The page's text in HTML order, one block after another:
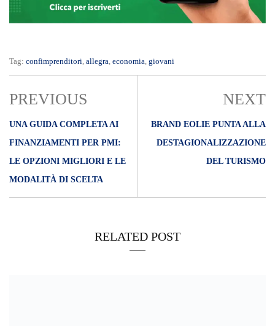
Tag: confimprenditori, allegra, economia, giovani
PREVIOUS
UNA GUIDA COMPLETA AI
FINANZIAMENTI PER PMI:
LE OPZIONI MIGLIORI E LE
MODALITÀ DI SCELTA
NEXT
BRAND EOLIE PUNTA ALLA
DESTAGIONALIZZAZIONE
DEL TURISMO
RELATED POST